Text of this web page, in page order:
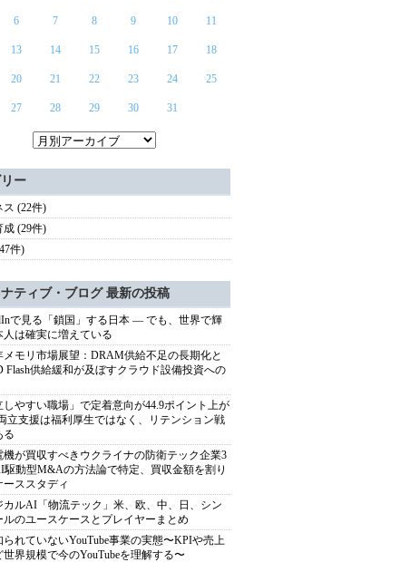
6 7 8 9 10 11
13 14 15 16 17 18
20 21 22 23 24 25
27 28 29 30 31
ー
ス (22件)
成 (29件)
件)
ティブ・ブログ 最新の投稿
で見る「鎖国」する日本 ― でも、世界で輝
人は確実に増えている
メモリ市場展望：DRAM供給不足の長期化と
Flash供給緩和が及ぼすクラウド設備投資への
しやすい職場」で定着意向が44.9ポイント上が
立支援は福利厚生ではなく、リテンション戦
る
機が買収すべきウクライナの防衛テック企業3
駆動型M&Aの方法論で特定、買収金額を割り
ーススタディ
カルAI「物流テック」米、欧、中、日、シン
ルのユースケースとプレイヤーまとめ
られていないYouTube事業の実態〜KPIや売上
世界規模で今のYouTubeを理解する〜